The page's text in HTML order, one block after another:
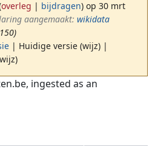
overleg | bijdragen) op 30 mrt
aangemaakt: wikidata
| Huidige versie (wijz) |
ingested as an